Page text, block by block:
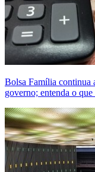
Bolsa Família continua
governo; entenda o que